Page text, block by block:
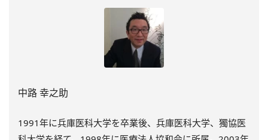
中路 幸之助
1991年に兵庫医科大学を卒業後、兵庫医科大学、獨協医